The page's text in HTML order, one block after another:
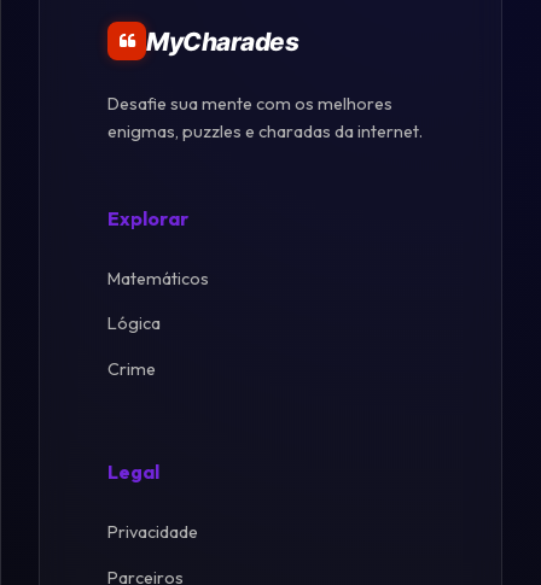
MyCharades
Desafie sua mente com os melhores
enigmas, puzzles e charadas da internet.
Explorar
Matemáticos
Lógica
Crime
Legal
Privacidade
Parceiros